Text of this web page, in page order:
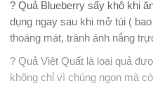
? Quả Blueberry sấy khô khi
dụng ngay sau khi mở túi (
thoáng mát, tránh ánh nắng
? Quả Việt Quất là loại quả
không chỉ vì chúng ngon mà